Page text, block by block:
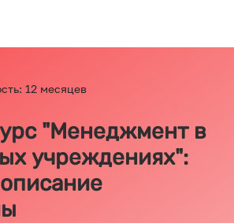
12 месяцев
"Менеджмент в
учреждениях":